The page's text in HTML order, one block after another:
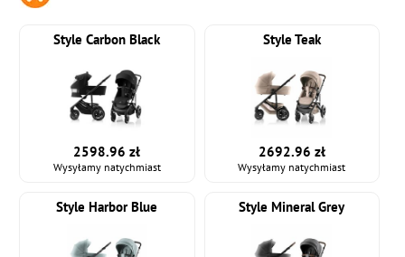
Style Carbon Black
2598.96 zł
Wysyłamy natychmiast
Style Teak
2692.96 zł
Wysyłamy natychmiast
Style Harbor Blue Style Mineral Grey